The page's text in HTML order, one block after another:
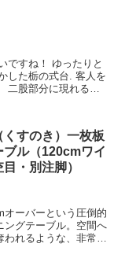
した栃の式台. 客人を
すのき）一枚板
ブル（120cmワイ
・別注脚）
オーバーという圧倒的
ングテーブル。空間へ
われるような、非常に